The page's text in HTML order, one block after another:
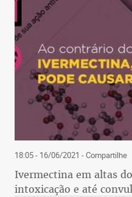
18:05 - 16/06/2021 - Compartilhe
Ivermectina em altas
intoxicação e até